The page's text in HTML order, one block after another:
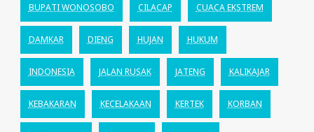
BUPATI WONOSOBO CILACAP CUACA EKSTREM
DAMKAR DIENG HUJAN HUKUM
INDONESIA JALAN RUSAK JATENG KALIKAJAR
KEBAKARAN KECELAKAAN KERTEK KORBAN